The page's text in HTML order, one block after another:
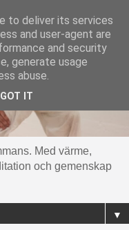
Med värme,
och gemenskap
▼
to deliver its services
and user-agent are
and security
generate usage
abuse.
GOT IT